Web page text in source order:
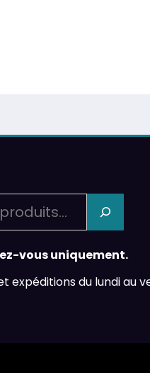
vous uniquement.
expéditions du lundi au